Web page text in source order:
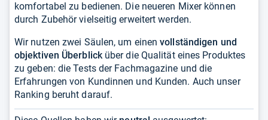
und
lassen
mit
komfortabel zu bedienen. Die neueren Mixer können
durch Zubehör vielseitig erweitert werden.
Wir nutzen zwei Säulen, um einenvollständigen und
objektiven Überblicküber die Qualität eines Produktes
zu geben: die Tests der Fachmagazine und die
Erfahrungen von Kundinnen und Kunden. Auch unser
Ranking beruht darauf.